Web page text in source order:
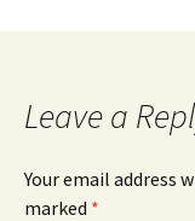
Leave a
Your email address
marked *